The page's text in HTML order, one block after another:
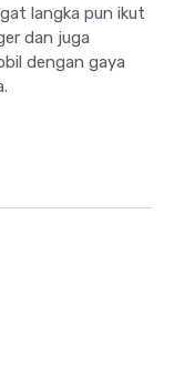
langka pun ikut
dan juga
dengan gaya